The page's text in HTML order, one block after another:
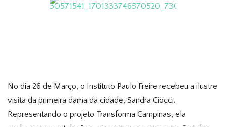
No dia 26 de Março, o Instituto Paulo Freire recebeu a ilustre
visita da primeira dama da cidade, Sandra Ciocci.
Representando o projeto Transforma Campinas, ela